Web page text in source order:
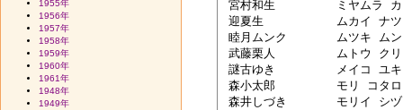
宮村和生　	ミヤムラ カズオ
迎夏生　　	ムカイ ナツミ
睦月ムンク	ムツキ ムンク
武藤栗人　	ムトウ クリヒト
謎古ゆき　	メイコ ユキ
森小太郎　	モリ コタロウ
森井しづき	モリイ シヅキ
1955年
1956年
1957年
1958年
1959年
1960年
1961年
1948年
1949年